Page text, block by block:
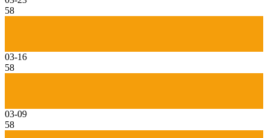
58
03-16
58
03-09
58